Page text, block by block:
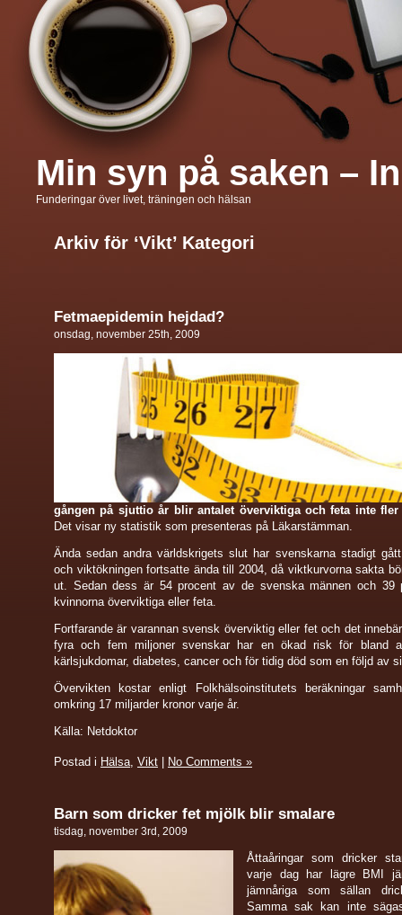
Min syn på saken –
Funderingar över livet, träningen och hälsan
Arkiv för ‘Vikt’ Kategori
Fetmaepidemin hejdad?
onsdag, november 25th, 2009
gången på sjuttio år blir antalet överviktiga och feta inte
Det visar ny statistik som presenteras på Läkarstämman.
Ända sedan andra världskrigets slut har svenskarna stadigt
och viktökningen fortsatte ända till 2004, då viktkurvorna sakta
ut. Sedan dess är 54 procent av de svenska männen och 39
kvinnorna överviktiga eller feta.
Fortfarande är varannan svensk överviktig eller fet och det
fyra och fem miljoner svenskar har en ökad risk för bland
kärlsjukdomar, diabetes, cancer och för tidig död som en följd av
Övervikten kostar enligt Folkhälsoinstitutets beräkningar
omkring 17 miljarder kronor varje år.
Källa: Netdoktor
Postad i Hälsa, Vikt No Comments »
Barn som dricker fet mjölk blir smalare
tisdag, november 3rd, 2009
Åttaåringar som dricker
varje dag har lägre BMI
jämnåriga som sällan
Samma sak kan inte